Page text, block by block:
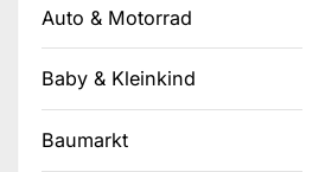
Auto & Motorrad
Baby & Kleinkind
Baumarkt